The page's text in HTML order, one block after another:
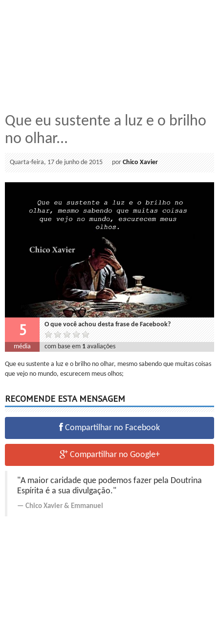
Que eu sustente a luz e o brilho
no olhar...
Quarta-feira, 17 de junho de 2015 porChico Xavier
5 O que você achou desta frase de Facebook?
média com base em 1 avaliações
Que eu sustente a luz e o brilho no olhar, mesmo sabendo que muitas coisas
que vejo no mundo, escurecem meus olhos;
RECOMENDE ESTA MENSAGEM
Compartilhar no Facebook
Compartilhar no Google+
"A maior caridade que podemos fazer pela Doutrina
Espírita é a sua divulgação."
Chico Xavier & Emmanuel